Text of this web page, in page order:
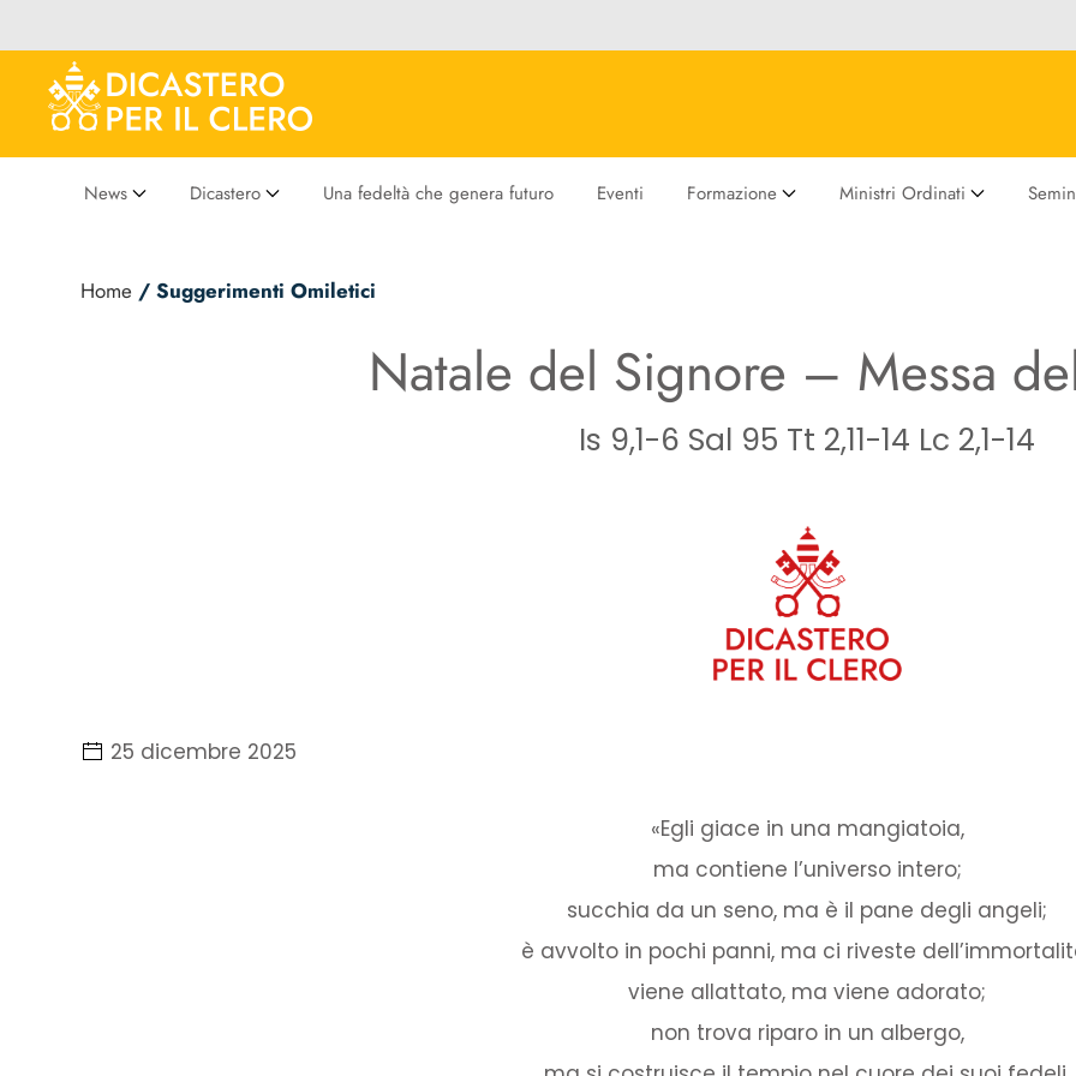
News Dicastero Una fedeltà che genera futuro Eventi Formazione Ministri Ordinati
Home / Suggerimenti Omiletici
Natale del Signore – Messa
Is 9,1-6 Sal 95 Tt 2,11-14 Lc 2,1-14
25 dicembre 2025
«Egli giace in una mangiatoia,
ma contiene l’universo intero;
succhia da un seno, ma è il pane degli angeli;
è avvolto in pochi panni, ma ci riveste
viene allattato, ma viene adorato;
non trova riparo in un albergo,